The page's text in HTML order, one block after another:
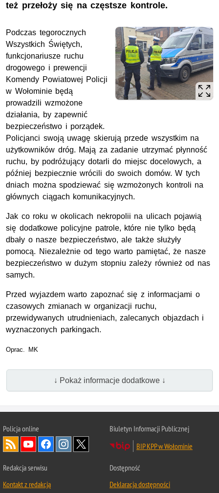
też przełoży się na częstsze kontrole.
Podczas tegorocznych
Wszystkich Świętych,
funkcjonariusze ruchu
drogowego i prewencji
Komendy Powiatowej Policji
w Wołominie będą
prowadzili wzmożone
działania, by zapewnić
bezpieczeństwo i porządek.
Policjanci swoją uwagę skierują przede wszystkim na
użytkowników dróg. Mają za zadanie utrzymać płynność
ruchu, by podróżujący dotarli do miejsc docelowych, a
później bezpiecznie wrócili do swoich domów. W tych
dniach można spodziewać się wzmożonych kontroli na
głównych ciągach komunikacyjnych.
Jak co roku w okolicach nekropolii na ulicach pojawią
się dodatkowe policyjne patrole, które nie tylko będą
dbały o nasze bezpieczeństwo, ale także służyły
pomocą. Niezależnie od tego warto pamiętać, że nasze
bezpieczeństwo w dużym stopniu zależy również od nas
samych.
Przed wyjazdem warto zapoznać się z informacjami o
czasowych zmianach w organizacji ruchu,
przewidywanych utrudnieniach, zalecanych objazdach i
wyznaczonych parkingach.
Oprac. MK
↓ Pokaż informacje dodatkowe ↓
Policja online
Biuletyn Informacji Publicznej
BIP KPP w Wołominie
Redakcja serwisu
Kontakt z redakcją
Dostępność
Deklaracja dostępności